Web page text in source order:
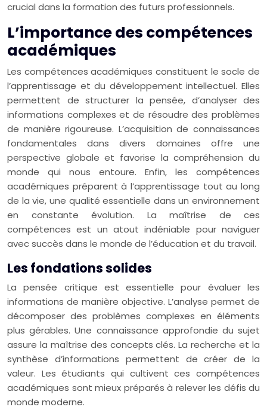
crucial dans la formation des futurs professionnels.
L’importance des compétences
académiques
Les compétences académiques constituent le socle de
l’apprentissage et du développement intellectuel. Elles
permettent de structurer la pensée, d’analyser des
informations complexes et de résoudre des problèmes
de manière rigoureuse. L’acquisition de connaissances
fondamentales dans divers domaines offre une
perspective globale et favorise la compréhension du
monde qui nous entoure. Enfin, les compétences
académiques préparent à l’apprentissage tout au long
de la vie, une qualité essentielle dans un environnement
en constante évolution. La maîtrise de ces
compétences est un atout indéniable pour naviguer
avec succès dans le monde de l’éducation et du travail.
Les fondations solides
La pensée critique est essentielle pour évaluer les
informations de manière objective. L’analyse permet de
décomposer des problèmes complexes en éléments
plus gérables. Une connaissance approfondie du sujet
assure la maîtrise des concepts clés. La recherche et la
synthèse d’informations permettent de créer de la
valeur. Les étudiants qui cultivent ces compétences
académiques sont mieux préparés à relever les défis du
monde moderne.